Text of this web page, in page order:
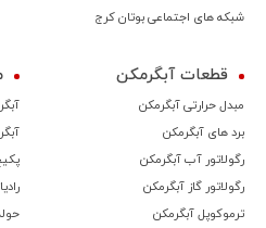
شبکه های اجتماعی بوتان کرج
قطعات آبگرمکن
مبدل حرارتی آبگرمکن
برد های آبگرمکن
رگولاتور آب آبگرمکن
رگولاتور گاز آبگرمکن
ترموكوپل آبگرمکن